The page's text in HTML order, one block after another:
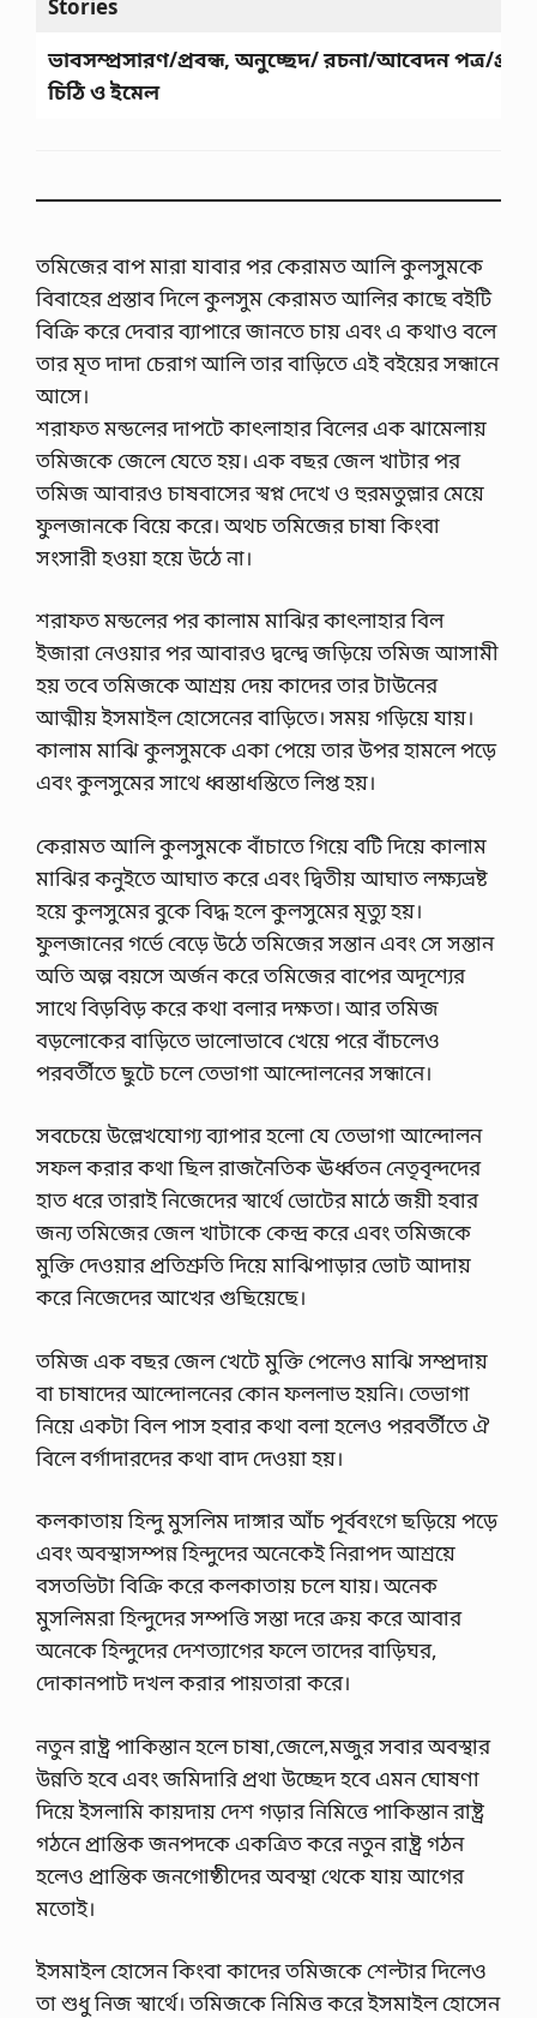
ড়ী
ব
,
অ
চ্ছে
দ
র
গ
ন্দ
র
তা
ভী
র
দ্র
Stories
ভাবসম্প্রসারণ/প্রবন্ধ, অনুচ্ছেদ/ রচনা/আবেদন পত্র/
চিঠি ও ইমেল
তমিজের বাপ মারা যাবার পর কেরামত আলি কুলসুমকে
বিবাহের প্রস্তাব দিলে কুলসুম কেরামত আলির কাছে বইটি
বিক্রি করে দেবার ব্যাপারে জানতে চায় এবং এ কথাও বলে
তার মৃত দাদা চেরাগ আলি তার বাড়িতে এই বইয়ের সন্ধানে
আসে।
শরাফত মন্ডলের দাপটে কাৎলাহার বিলের এক ঝামেলায়
তমিজকে জেলে যেতে হয়। এক বছর জেল খাটার পর
তমিজ আবারও চাষবাসের স্বপ্ন দেখে ও হুরমতুল্লার মেয়ে
ফুলজানকে বিয়ে করে। অথচ তমিজের চাষা কিংবা
সংসারী হওয়া হয়ে উঠে না।
শরাফত মন্ডলের পর কালাম মাঝির কাৎলাহার বিল
ইজারা নেওয়ার পর আবারও দ্বন্দ্বে জড়িয়ে তমিজ আসামী
হয় তবে তমিজকে আশ্রয় দেয় কাদের তার টাউনের
আত্মীয় ইসমাইল হোসেনের বাড়িতে। সময় গড়িয়ে যায়।
কালাম মাঝি কুলসুমকে একা পেয়ে তার উপর হামলে পড়ে
এবং কুলসুমের সাথে ধ্বস্তাধস্তিতে লিপ্ত হয়।
কেরামত আলি কুলসুমকে বাঁচাতে গিয়ে বটি দিয়ে কালাম
মাঝির কনুইতে আঘাত করে এবং দ্বিতীয় আঘাত লক্ষ্যভ্রষ্ট
হয়ে কুলসুমের বুকে বিদ্ধ হলে কুলসুমের মৃত্যু হয়।
ফুলজানের গর্ভে বেড়ে উঠে তমিজের সন্তান এবং সে সন্তান
অতি অল্প বয়সে অর্জন করে তমিজের বাপের অদৃশ্যের
সাথে বিড়বিড় করে কথা বলার দক্ষতা। আর তমিজ
বড়লোকের বাড়িতে ভালোভাবে খেয়ে পরে বাঁচলেও
পরবর্তীতে ছুটে চলে তেভাগা আন্দোলনের সন্ধানে।
সবচেয়ে উল্লেখযোগ্য ব্যাপার হলো যে তেভাগা আন্দোলন
সফল করার কথা ছিল রাজনৈতিক ঊর্ধ্বতন নেতৃবৃন্দদের
হাত ধরে তারাই নিজেদের স্বার্থে ভোটের মাঠে জয়ী হবার
জন্য তমিজের জেল খাটাকে কেন্দ্র করে এবং তমিজকে
মুক্তি দেওয়ার প্রতিশ্রুতি দিয়ে মাঝিপাড়ার ভোট আদায়
করে নিজেদের আখের গুছিয়েছে।
তমিজ এক বছর জেল খেটে মুক্তি পেলেও মাঝি সম্প্রদায়
বা চাষাদের আন্দোলনের কোন ফললাভ হয়নি। তেভাগা
নিয়ে একটা বিল পাস হবার কথা বলা হলেও পরবর্তীতে ঐ
বিলে বর্গাদারদের কথা বাদ দেওয়া হয়।
কলকাতায় হিন্দু মুসলিম দাঙ্গার আঁচ পূর্ববংগে ছড়িয়ে পড়ে
এবং অবস্থাসম্পন্ন হিন্দুদের অনেকেই নিরাপদ আশ্রয়ে
বসতভিটা বিক্রি করে কলকাতায় চলে যায়। অনেক
মুসলিমরা হিন্দুদের সম্পত্তি সস্তা দরে ক্রয় করে আবার
অনেকে হিন্দুদের দেশত্যাগের ফলে তাদের বাড়িঘর,
দোকানপাট দখল করার পায়তারা করে।
নতুন রাষ্ট্র পাকিস্তান হলে চাষা,জেলে,মজুর সবার অবস্থার
উন্নতি হবে এবং জমিদারি প্রথা উচ্ছেদ হবে এমন ঘোষণা
দিয়ে ইসলামি কায়দায় দেশ গড়ার নিমিত্তে পাকিস্তান রাষ্ট্র
গঠনে প্রান্তিক জনপদকে একত্রিত করে নতুন রাষ্ট্র গঠন
হলেও প্রান্তিক জনগোষ্ঠীদের অবস্থা থেকে যায় আগের
মতোই।
ইসমাইল হোসেন কিংবা কাদের তমিজকে শেল্টার দিলেও
তা শুধু নিজ স্বার্থে। তমিজকে নিমিত্ত করে ইসমাইল হোসেন